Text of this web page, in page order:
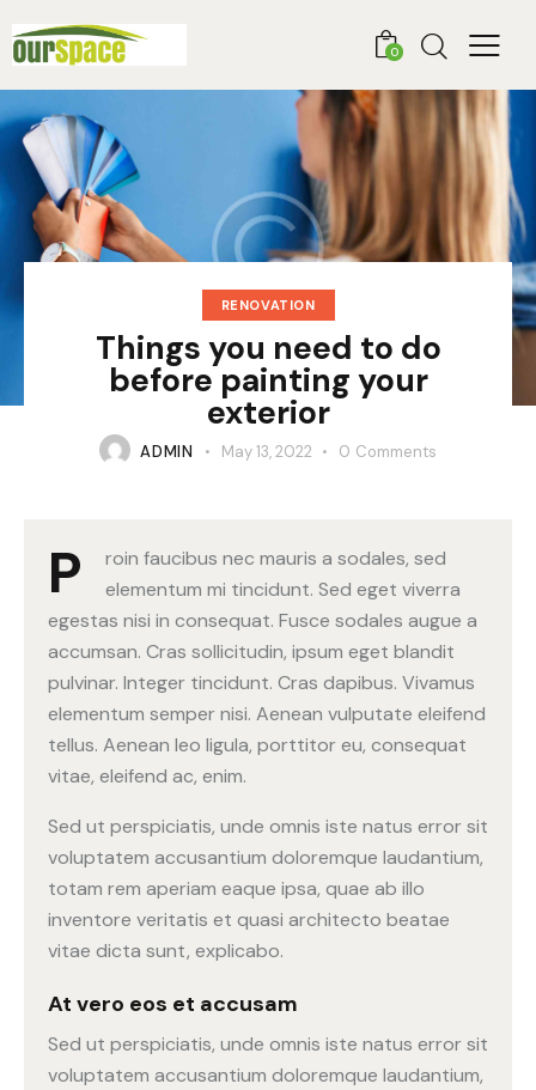
0
RENOVATION
Things you need to do
before painting your
exterior
ADMIN May 13, 2022 0 Comments
P
roin faucibus nec mauris a sodales, sed
elementum mi tincidunt. Sed eget viverra
egestas nisi in consequat. Fusce sodales augue a
accumsan. Cras sollicitudin, ipsum eget blandit
pulvinar. Integer tincidunt. Cras dapibus. Vivamus
elementum semper nisi. Aenean vulputate eleifend
tellus. Aenean leo ligula, porttitor eu, consequat
vitae, eleifend ac, enim.
Sed ut perspiciatis, unde omnis iste natus error sit
voluptatem accusantium doloremque laudantium,
totam rem aperiam eaque ipsa, quae ab illo
inventore veritatis et quasi architecto beatae
vitae dicta sunt, explicabo.
At vero eos et accusam
Sed ut perspiciatis, unde omnis iste natus error sit
voluptatem accusantium doloremque laudantium,